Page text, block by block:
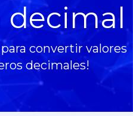
decimal
convertir valores
decimales!